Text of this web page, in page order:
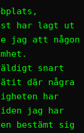
har lagt ut
jag att någon
snart
där några
har
jag har
bestämt sig